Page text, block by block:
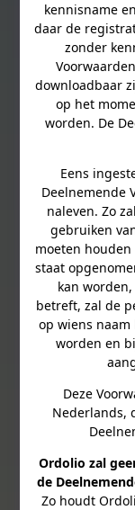
kennisname
daar de
zonder
downloadbaar
op het
worden. De
Eens
Deelnemende
naleven. Zo
gebruiken
moeten
staat
kan
betreft, zal de
op wiens
worden en
Deze
Nederlands,
Ordolio zal
de
Zo houdt